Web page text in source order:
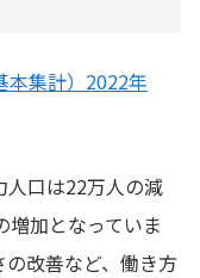
本集計）2022年
人口は22万人の減
増加となっていま
改善など、働き方